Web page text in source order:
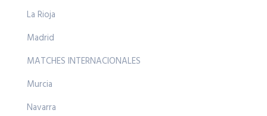
La Rioja
Madrid
MATCHES INTERNACIONALES
Murcia
Navarra